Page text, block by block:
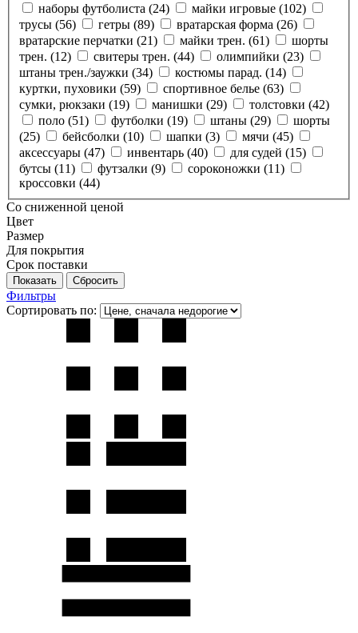
наборы футболиста (24) майки игровые (102)
трусы (56) гетры (89) вратарская форма (26)
вратарские перчатки (21) майки трен. (61)
шорты
трен. (12) свитеры трен. (44) олимпийки (23)
штаны трен./заужки (34) костюмы парад. (14)
куртки, пуховики (59) спортивное белье (63)
сумки, рюкзаки (19) манишки (29) толстовки (42)
поло (51) футболки (19) штаны (29)
шорты
(25) бейсболки (10) шапки (3) мячи (45)
аксессуары (47) инвентарь (40) для судей (15)
бутсы (11) футзалки (9) сороконожки (11)
кроссовки (44)
Со сниженной ценой
Цвет
Размер
Для покрытия
Срок поставки
Фильтры
Сортировать по: